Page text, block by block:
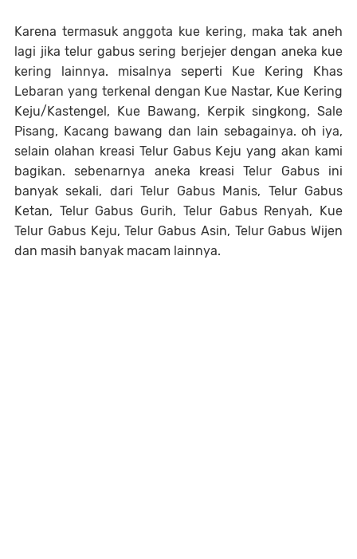
Karena termasuk anggota kue kering, maka tak aneh
lagi jika telur gabus sering berjejer dengan aneka kue
kering lainnya. misalnya seperti Kue Kering Khas
Lebaran yang terkenal dengan Kue Nastar, Kue Kering
Keju/Kastengel, Kue Bawang, Kerpik singkong, Sale
Pisang, Kacang bawang dan lain sebagainya. oh iya,
selain olahan kreasi Telur Gabus Keju yang akan kami
bagikan. sebenarnya aneka kreasi Telur Gabus ini
banyak sekali, dari Telur Gabus Manis, Telur Gabus
Ketan, Telur Gabus Gurih, Telur Gabus Renyah, Kue
Telur Gabus Keju, Telur Gabus Asin, Telur Gabus Wijen
dan masih banyak macam lainnya.